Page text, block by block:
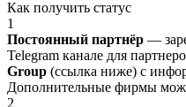
Как получить статус
1
Постоянный партнёр —
Telegram канале для
Group (ссылка ниже) с
Дополнительные фирмы
2